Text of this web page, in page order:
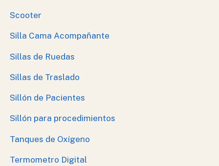
Scooter
Silla Cama Acompañante
Sillas de Ruedas
Sillas de Traslado
Sillón de Pacientes
Sillón para procedimientos
Tanques de Oxígeno
Termometro Digital